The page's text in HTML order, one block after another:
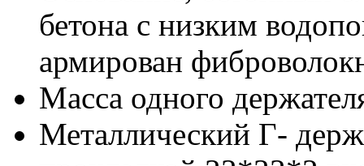
бетона с низким
армирован
Масса одного
Металлический Г-